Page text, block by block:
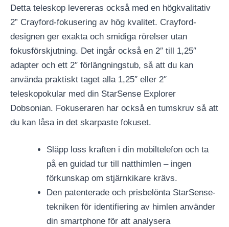
Detta teleskop levereras också med en högkvalitativ
2” Crayford-fokusering av hög kvalitet. Crayford-
designen ger exakta och smidiga rörelser utan
fokusförskjutning. Det ingår också en 2″ till 1,25″
adapter och ett 2″ förlängningstub, så att du kan
använda praktiskt taget alla 1,25″ eller 2″
teleskopokular med din StarSense Explorer
Dobsonian. Fokuseraren har också en tumskruv så att
du kan låsa in det skarpaste fokuset.
Släpp loss kraften i din mobiltelefon och ta
på en guidad tur till natthimlen – ingen
förkunskap om stjärnkikare krävs.
Den patenterade och prisbelönta StarSense-
tekniken för identifiering av himlen använder
din smartphone för att analysera